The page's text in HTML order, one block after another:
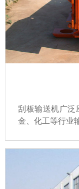
刮板输送机广泛
金、化工等行业